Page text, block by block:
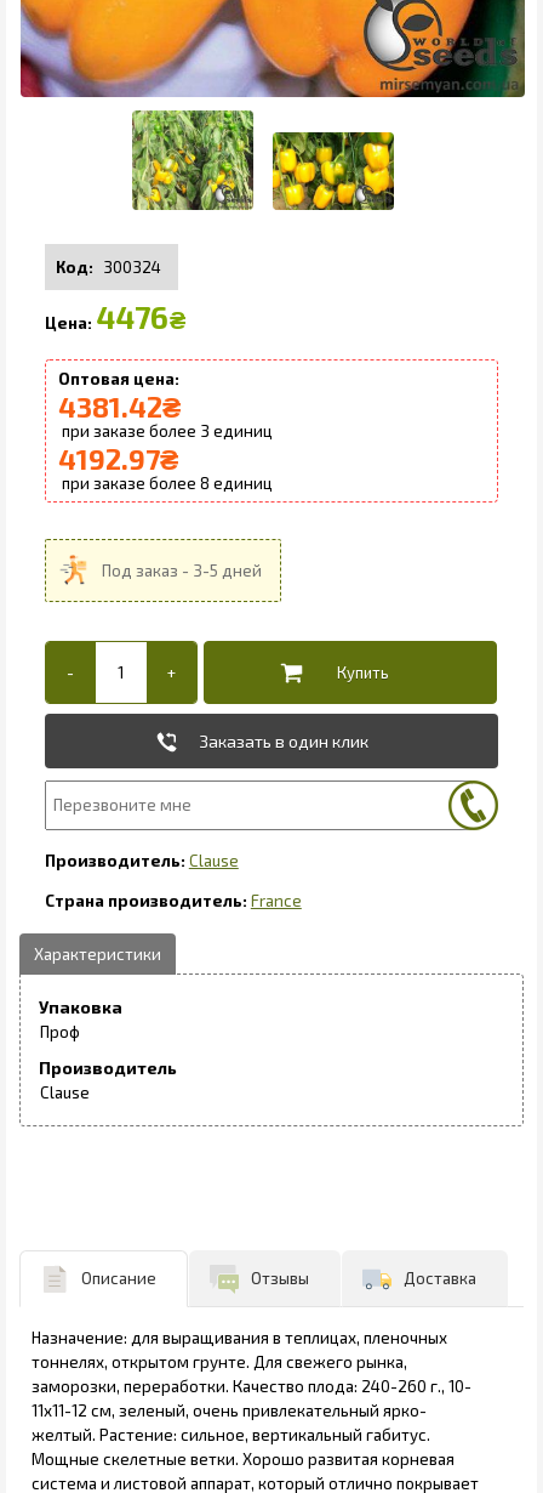
300324
4476₴
4381.42₴
3
4192.97₴
8
Заказать в один клик
Clause
France
Упаковка
Проф
Производитель
Clause
Описание Отзывы Доставка
Назначение: для выращивания в теплицах, пленочных
тоннелях, открытом грунте. Для свежего рынка,
заморозки, переработки. Качество плода: 240-260 г., 10-
11х11-12 см, зеленый, очень привлекательный ярко-
желтый. Растение: сильное, вертикальный габитус.
Мощные скелетные ветки. Хорошо развитая корневая
система и листовой аппарат, который отлично покрывает